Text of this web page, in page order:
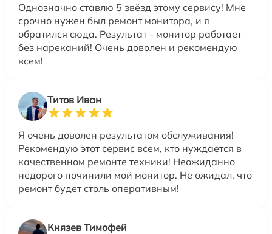
Однозначно ставлю 5 звёзд этому сервису! Мне
срочно нужен был ремонт монитора, и я
обратился сюда. Результат - монитор работает
без нареканий! Очень доволен и рекомендую
всем!
Титов Иван
Я очень доволен результатом обслуживания!
Рекомендую этот сервис всем, кто нуждается в
качественном ремонте техники! Неожиданно
недорого починили мой монитор. Не ожидал, что
ремонт будет столь оперативным!
Князев Тимофей